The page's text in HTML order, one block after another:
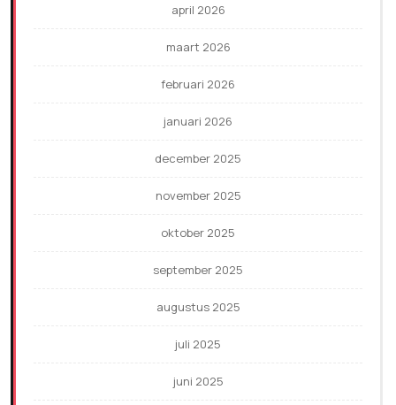
april 2026
maart 2026
februari 2026
januari 2026
december 2025
november 2025
oktober 2025
september 2025
augustus 2025
juli 2025
juni 2025